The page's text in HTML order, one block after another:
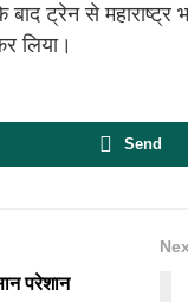
ट्रेन से महाराष्ट्र
लिया।
Send
परेशान